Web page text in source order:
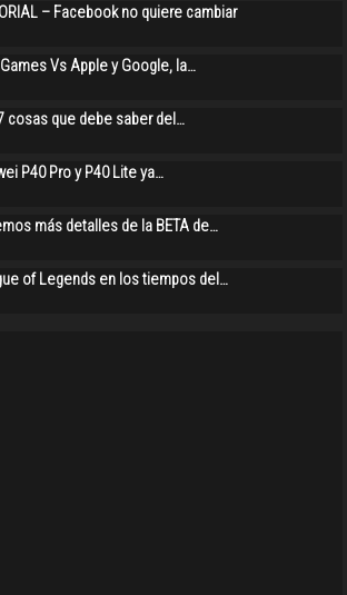
– Facebook no quiere cambiar
Vs Apple y Google, la…
cosas que debe saber del…
P40 Pro y P40 Lite ya…
más detalles de la BETA de…
of Legends en los tiempos del…